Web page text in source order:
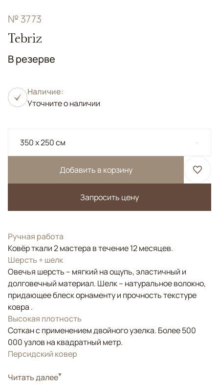
№ 3773
Tebriz
В резерве
Наличие:
Уточните о наличии
350 x 250 см
Добавить в корзину
Запросить цену
Ручная работа
Ковёр ткали 2 мастера в течение 12 месяцев.
Шерсть + шелк
Овечья шерсть – мягкий на ощупь, эластичный и
долговечный материал. Шелк – натуральное волокно,
придающее блеск орнаменту и прочность текстуре
ковра .
Высокая плотность
Соткан с применением двойного узелка. Более 500
000 узлов на квадратный метр.
Персидский ковер
СтильКлассические
Читать далее